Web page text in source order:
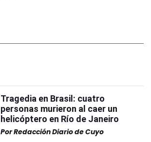
Tragedia en Brasil: cuatro
personas murieron al caer un
helicóptero en Río de Janeiro
PorRedacción Diario de Cuyo